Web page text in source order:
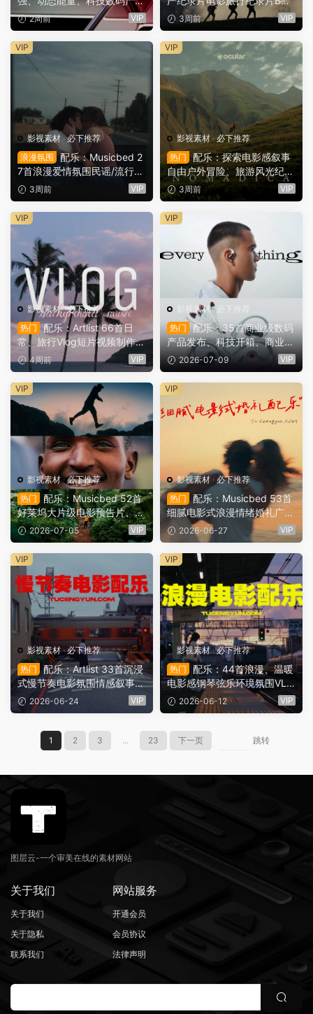
发布短片预告片配乐BGM视
频背景音乐素材 Ocular Soun
ds – Spectra – Soundtrack
Album（16072）
2周前 VIP
M配乐背景音乐素材（1604
4）
3周前 VIP
影视素材 ·必下推荐
浪漫氛围
配乐：Musicbed 2
7首浪漫爱情氛围民谣/流行歌
曲配乐婚礼旅行 VLOG商业广
告背景音乐素材（12434）
3周前 VIP
VIP
影视素材 ·必下推荐
热门
配乐：探索电影感叙事
自由户外冒险、旅游风光纪录
片短片视频BGM背景音乐素
材 Ocular Sounds – Nomadi
ca – Soundtrack Album（16
009）
3周前 VIP
VIP
影视素材·必下推荐
热门
配乐：Artlist 66首日
常、旅行Vlog短片视频制作B
GM配乐背景音乐素材（1598
5）
4周前 VIP
VIP
影视素材· 必下推荐
热门
配乐：35首商业级数码
产品发布、科技开箱、商业广
告宣传短片预告片配乐BGM
配乐视频背景音乐素材（159
53）
2026-07-09 VIP
VIP
影视素材·必下推荐
热门
配乐：Musicbed 52首
好莱坞大片级电影预告片、英
雄混剪、高端产品宣传VLOG
电影短片BGM配乐视频背景
音乐素材（15928）
2026-07-05 VIP
VIP
影视素材 · 必下推荐
热门
配乐：Musicbed 53首
细腻电影式浪漫情绪婚礼广告
电影短片VLOG短片BGM配乐
视频背景音乐素材（15754）
2026-06-27 VIP
VIP
影视素材·必下推荐
热门
配乐：Artlist 33首沉浸
式慢节奏电影氛围情感叙事V
LOG短片BGM配乐视频背景
音乐素材（15886）
2026-06-24 VIP
VIP
影视素材·必下推荐
热门
配乐：44首浪漫、温暖
电影感钢琴弦乐环境氛围VLO
G短片BGM配乐视频背景音乐
素材（15799）
2026-06-12 VIP
VIP
1 2 3 ... 23 下一页 跳转
图层云-一个审美在线的素材网站
关于我们
关于我们
关于隐私
联系我们
网站服务
开通会员
会员协议
法律声明